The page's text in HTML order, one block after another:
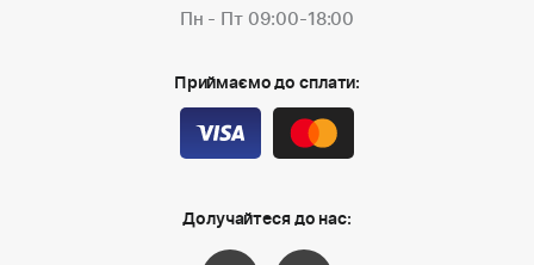
Пн - Пт 09:00-18:00
Приймаємо до сплати:
Долучайтеся до нас: